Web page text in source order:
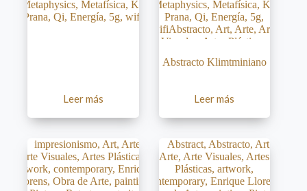
Leer más
Abstracto Klimtminiano
Leer más